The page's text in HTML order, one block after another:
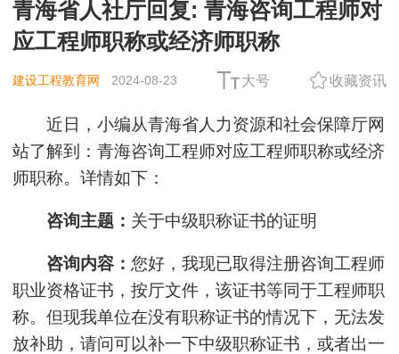
青海省人社厅回复: 青海咨询工程师对
应工程师职称或经济师职称
建设工程教育网 2024-08-23 大号 收藏资讯
近日，小编从青海省人力资源和社会保障厅网
站了解到：青海咨询工程师对应工程师职称或经济
师职称。详情如下：
咨询主题： 关于中级职称证书的证明
咨询内容： 您好，我现已取得注册咨询工程师
职业资格证书，按厅文件，该证书等同于工程师职
称。但现我单位在没有职称证书的情况下，无法发
放补助，请问可以补一下中级职称证书，或者出一